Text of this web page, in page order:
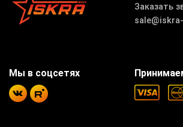
Заказать
Мы в соцсетях